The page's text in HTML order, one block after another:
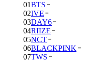
01BTS
02IVE
03DAY6
04RIIZE
05NCT
06BLACKPINK
07TWS